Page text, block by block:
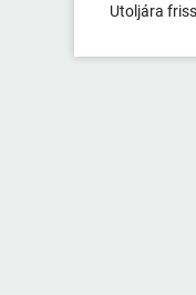
Utoljára